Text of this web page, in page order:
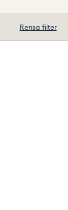
Rensa filter